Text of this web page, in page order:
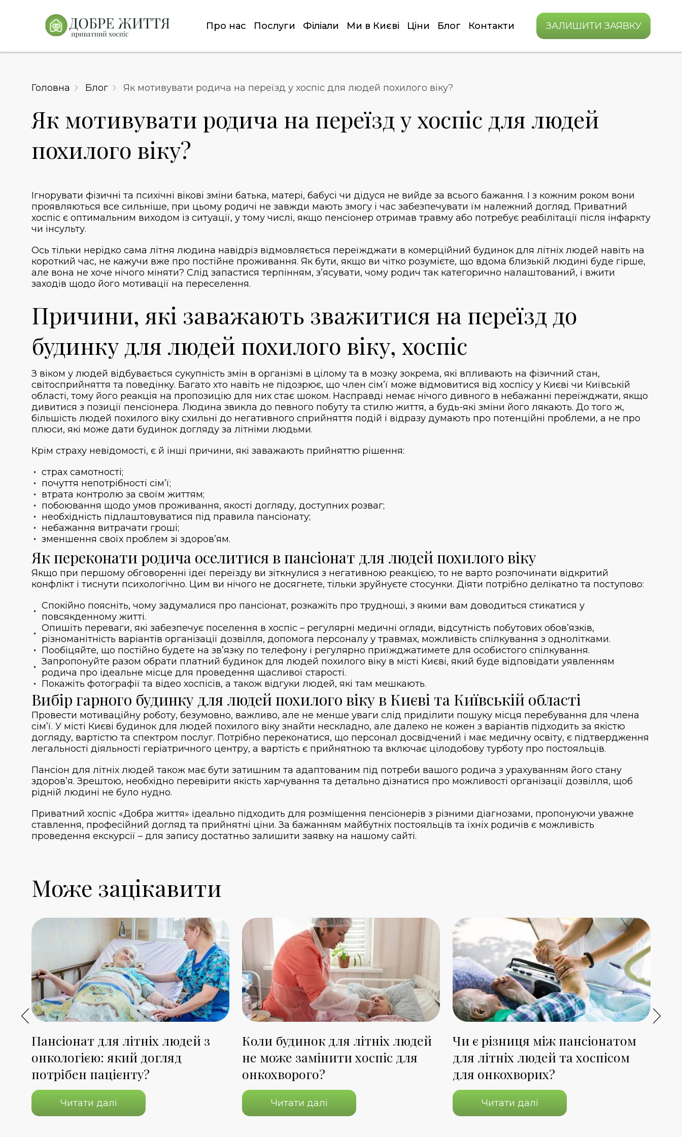
Про нас Послуги Філіали Ми в Києві Ціни Блог Контакти ЗАЛИШИТИ ЗАЯВКУ
Головна Блог Як мотивувати родича на переїзд у хоспіс для людей похилого віку?
Як мотивувати родича на переїзд у хоспіс для людей
похилого віку?
Ігнорувати фізичні та психічні вікові зміни батька, матері, бабусі чи дідуся не вийде за всього бажання. І з кожним роком вони
проявляються все сильніше, при цьому родичі не завжди мають змогу і час забезпечувати їм належний догляд. Приватний
хоспіс є оптимальним виходом із ситуації, у тому числі, якщо пенсіонер отримав травму або потребує реабілітації після інфаркту
чи інсульту.
Ось тільки нерідко сама літня людина навідріз відмовляється переїжджати в комерційний будинок для літніх людей навіть на
короткий час, не кажучи вже про постійне проживання. Як бути, якщо ви чітко розумієте, що вдома близькій людині буде гірше,
але вона не хоче нічого міняти? Слід запастися терпінням, з’ясувати, чому родич так категорично налаштований, і вжити
заходів щодо його мотивації на переселення.
Причини, які заважають зважитися на переїзд до
будинку для людей похилого віку, хоспіс
З віком у людей відбувається сукупність змін в організмі в цілому та в мозку зокрема, які впливають на фізичний стан,
світосприйняття та поведінку. Багато хто навіть не підозрює, що член сім’ї може відмовитися від хоспісу у Києві чи Київській
області, тому його реакція на пропозицію для них стає шоком. Насправді немає нічого дивного в небажанні переїжджати, якщо
дивитися з позиції пенсіонера. Людина звикла до певного побуту та стилю життя, а будь-які зміни його лякають. До того ж,
більшість людей похилого віку схильні до негативного сприйняття подій і відразу думають про потенційні проблеми, а не про
плюси, які може дати будинок догляду за літніми людьми.
Крім страху невідомості, є й інші причини, які заважають прийняттю рішення:
страх самотності;
почуття непотрібності сім’ї;
втрата контролю за своїм життям;
побоювання щодо умов проживання, якості догляду, доступних розваг;
необхідність підлаштовуватися під правила пансіонату;
небажання витрачати гроші;
зменшення своїх проблем зі здоров’ям.
Як переконати родича оселитися в пансіонат для людей похилого віку
Якщо при першому обговоренні ідеї переїзду ви зіткнулися з негативною реакцією, то не варто розпочинати відкритий
конфлікт і тиснути психологічно. Цим ви нічого не досягнете, тільки зруйнуєте стосунки. Діяти потрібно делікатно та поступово:
Спокійно поясніть, чому задумалися про пансіонат, розкажіть про труднощі, з якими вам доводиться стикатися у
повсякденному житті.
Опишіть переваги, які забезпечує поселення в хоспіс – регулярні медичні огляди, відсутність побутових обов’язків,
різноманітність варіантів організації дозвілля, допомога персоналу у травмах, можливість спілкування з однолітками.
Пообіцяйте, що постійно будете на зв’язку по телефону і регулярно приїжджатимете для особистого спілкування.
Запропонуйте разом обрати платний будинок для людей похилого віку в місті Києві, який буде відповідати уявленням
родича про ідеальне місце для проведення щасливої старості.
Покажіть фотографії та відео хоспісів, а також відгуки людей, які там мешкають.
Вибір гарного будинку для людей похилого віку в Києві та Київській області
Провести мотиваційну роботу, безумовно, важливо, але не менше уваги слід приділити пошуку місця перебування для члена
сім’ї. У місті Києві будинок для людей похилого віку знайти нескладно, але далеко не кожен з варіантів підходить за якістю
догляду, вартістю та спектром послуг. Потрібно переконатися, що персонал досвідчений і має медичну освіту, є підтвердження
легальності діяльності геріатричного центру, а вартість є прийнятною та включає цілодобову турботу про постояльців.
Пансіон для літніх людей також має бути затишним та адаптованим під потреби вашого родича з урахуванням його стану
здоров’я. Зрештою, необхідно перевірити якість харчування та детально дізнатися про можливості організації дозвілля, щоб
рідній людині не було нудно.
Приватний хоспіс «Добра життя» ідеально підходить для розміщення пенсіонерів з різними діагнозами, пропонуючи уважне
ставлення, професійний догляд та прийнятні ціни. За бажанням майбутніх постояльців та їхніх родичів є можливість
проведення екскурсії – для запису достатньо залишити заявку на нашому сайті.
Може зацікавити
Пансіонат для літніх людей з
онкологією: який догляд
потрібен пацієнту?
Читати далі
Коли будинок для літніх людей
не може замінити хоспіс для
онкохворого?
Читати далі
Чи є різниця між пансіонатом
для літніх людей та хоспісом
для онкохворих?
Читати далі